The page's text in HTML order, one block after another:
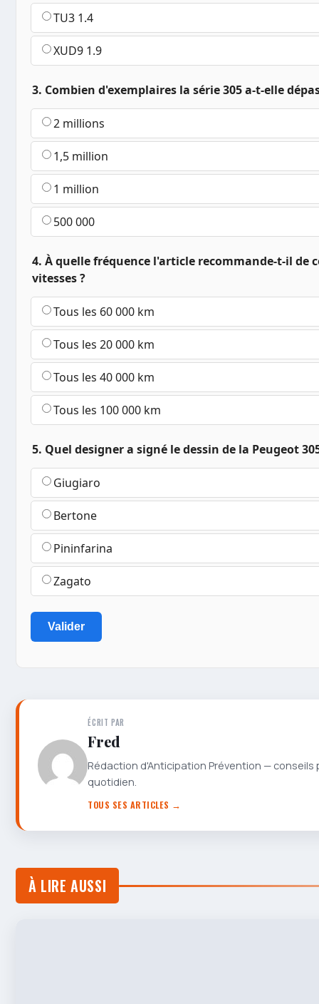
TU3 1.4
XUD9 1.9
3. Combien d'exemplaires la série 305 a-t-elle
2 millions
1,5 million
1 million
500 000
4. À quelle fréquence l'article recommande-t-il de
vitesses ?
Tous les 60 000 km
Tous les 20 000 km
Tous les 40 000 km
Tous les 100 000 km
5. Quel designer a signé le dessin de la Peugeot
Giugiaro
Bertone
Pininfarina
Zagato
Valider
ÉCRIT PAR
Fred
Rédaction d'Anticipation Prévention —
quotidien.
TOUS SES ARTICLES →
À LIRE AUSSI